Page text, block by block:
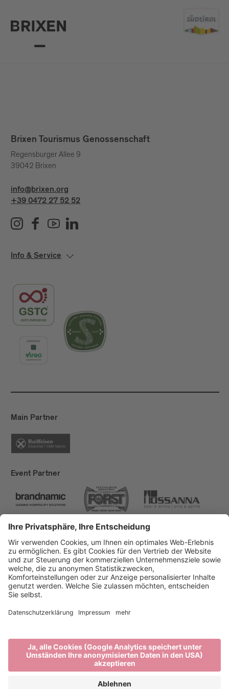
Brixen Tourismus Genossenschaft
Regensburger Allee 9
39042 Brixen
info@brixen.org
+39 0472 27 52 52
Info & Service
Main Partner
Event Partner
Brixen Tourismus
Privacy
Impressum
Förderungen
produced by